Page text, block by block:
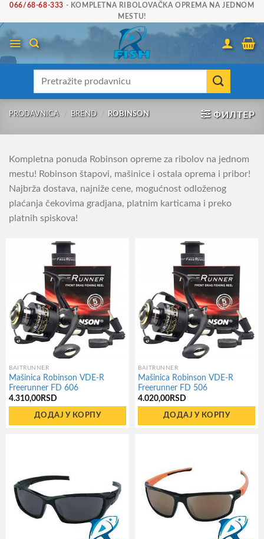
Skip
to
content
066/68-68-333 - KOMPLETNA RIBOLOVAČKA OPREMA NA JEDNOM
MESTU!
PRODAVNICA BREND ROBINSON ФИЛТЕР
Kompletna ponuda Robinson opreme za ribolov na jednom
mestu! Robinson štapovi, mašinice i ostala oprema i pribor!
Najbrža dostava, najniže cene, mogućnost odloženog
plaćanja čekovima gradjana, platnim karticama i preko
platnih spiskova!
BAITRUNNER
Mašinica Robinson VDE-R
Freerunner FD 606
4.310,00 RSD
ДОДАЈ У КОРПУ
BAITRUNNER
Mašinica Robinson VDE-R
Freerunner FD 506
4.020,00 RSD
ДОДАЈ У КОРПУ